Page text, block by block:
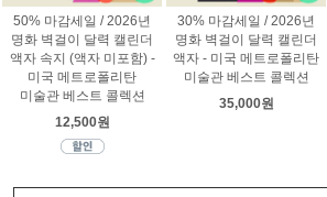
50% 마감세일 / 2026년
명화 벽걸이 달력 캘린더
액자 속지 (액자 미포함) -
미국 메트로폴리탄
미술관 베스트 콜렉션
12,500원
30% 마감세일 / 2026년
명화 벽걸이 달력 캘린더
액자 - 미국 메트로폴리탄
미술관 베스트 콜렉션
35,000원